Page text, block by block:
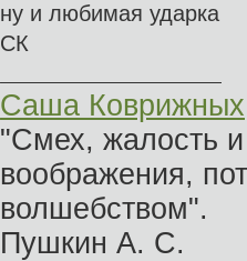
ну и любимая ударка
СК
Саша Коврижных
"Смех, жалость
воображения,
волшебством".
Пушкин А. С.